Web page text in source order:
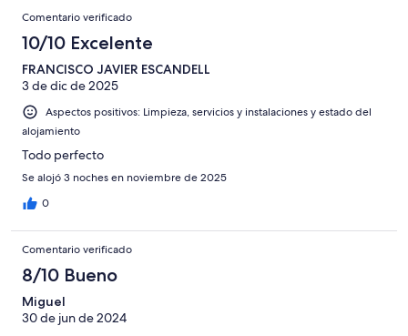
Comentario verificado
10/10 Excelente
FRANCISCO JAVIER ESCANDELL
3 de dic de 2025
Aspectos positivos: Limpieza, servicios y instalaciones y estado del
alojamiento
Todo perfecto
Se alojó 3 noches en noviembre de 2025
0
Comentario verificado
8/10 Bueno
Miguel
30 de jun de 2024